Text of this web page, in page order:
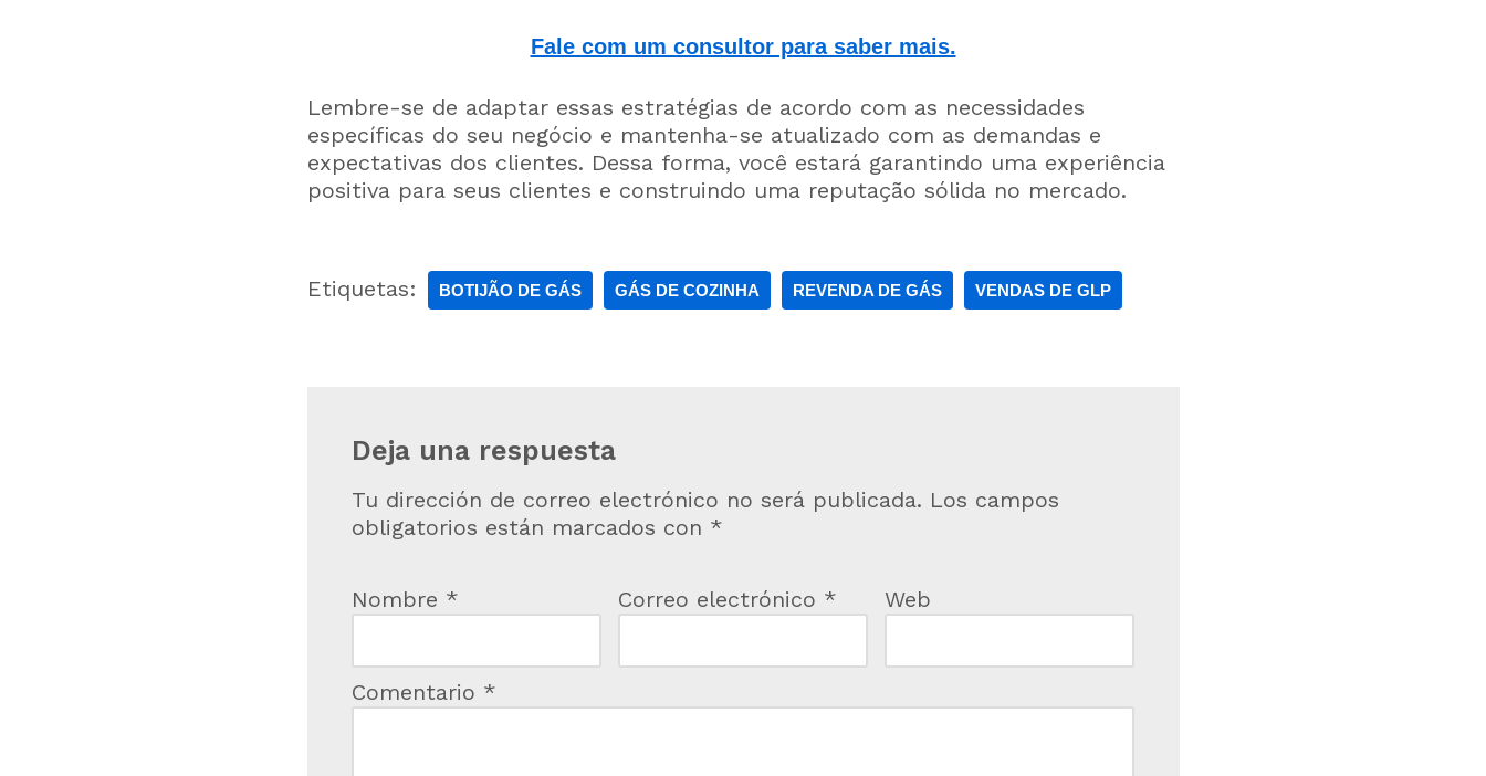
Fale com um consultor para saber mais.
Lembre-se de adaptar essas estratégias de acordo com as necessidades
específicas do seu negócio e mantenha-se atualizado com as demandas e
expectativas dos clientes. Dessa forma, você estará garantindo uma experiência
positiva para seus clientes e construindo uma reputação sólida no mercado.
Etiquetas: BOTIJÃO DE GÁS GÁS DE COZINHA REVENDA DE GÁS VENDAS DE GLP
Deja una respuesta
Tu dirección de correo electrónico no será publicada. Los campos
obligatorios están marcados con *
Nombre * Correo electrónico * Web
Comentario *